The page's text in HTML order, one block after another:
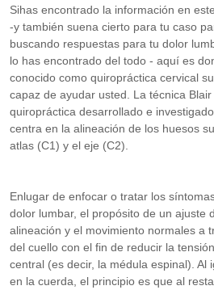
Sihas encontrado la información en
-y también suena cierto para tu caso
buscando respuestas para tu dolor
lo has encontrado del todo - aquí es
conocido como quiropráctica cervical
capaz de ayudar usted. La técnica
quiropráctica desarrollado e
centra en la alineación de los huesos
atlas (C1) y el eje (C2).
Enlugar de enfocar o tratar los
dolor lumbar, el propósito de un ajuste
alineación y el movimiento normales a
del cuello con el fin de reducir la
central (es decir, la médula espinal). Al
en la cuerda, el principio es que al